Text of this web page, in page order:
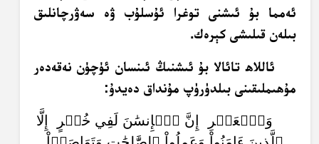
ئەمما بۇ ئىشنى توغرا ئۇسلۇب ۋە سەۋرچانلىق
بىلەن قىلىشى كېرەك.
ئاللاھ تائالا بۇ ئىشنىڭ ئىنسان ئۈچۈن نەقەدەر
مۇھىملىقىنى بىلدۈرۈپ مۇنداق دەيدۇ:
وَٱلۡعَصۡرِ إِنَّ ٱلۡإِنسَٰنَ لَفِي خُسۡرٍ إِلَّا